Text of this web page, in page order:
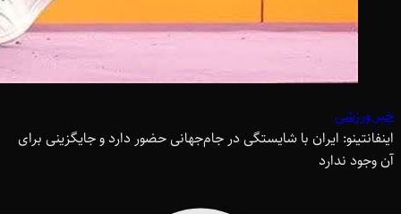
خبر ورزشی
اینفانتینو: ایران با شایستگی در جام‌جهانی حضور دارد و جایگزینی برای
آن وجود ندارد